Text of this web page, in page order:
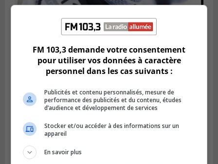
Le FM 103,3 voit l’avenir avec confiance
FM 103,3 demande votre consentement
pour utiliser vos données à caractère
personnel dans les cas suivants :
Publicités et contenu personnalisés, mesure de
performance des publicités et du contenu, études
d’audience et développement de services
Stocker et/ou accéder à des informations sur un
appareil
En savoir plus